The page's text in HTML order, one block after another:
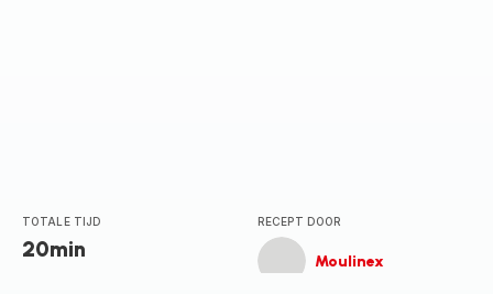
TOTALE TIJD
20min
RECEPT DOOR
Moulinex